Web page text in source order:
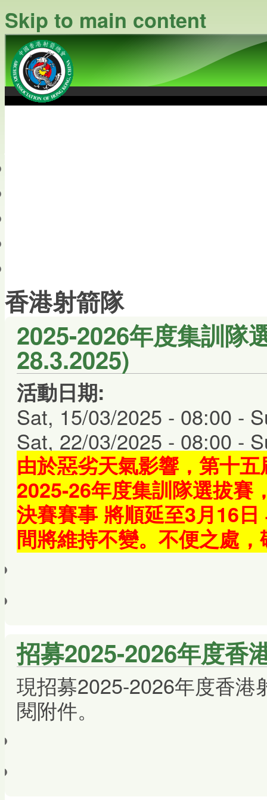
Skip to main content
香港射箭隊
2025-2026年度集訓隊
28.3.2025)
活動日期:
Sat, 15/03/2025 - 08:00 -
Sat, 22/03/2025 - 08:00 -
由於惡劣天氣影響，第十
2025-26年度集訓隊選拔賽
決賽賽事 將順延至3月16
間將維持不變。不便之處
招募2025-2026年度香
現招募2025-2026年度香港
閱附件。